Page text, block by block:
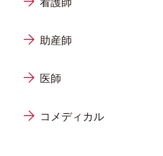
看護師
助産師
医師
コメディカル